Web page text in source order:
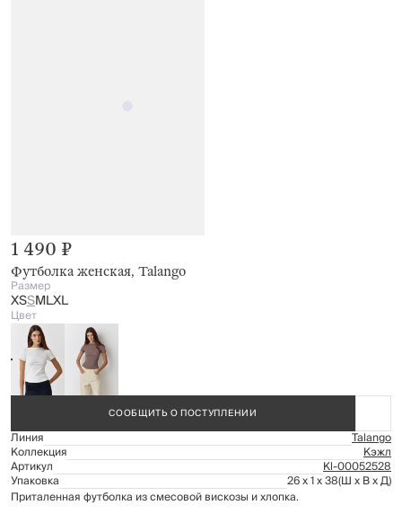
Футболка женская, Talango
1 490 ₽
Размер
XSSMLXL
Цвет
СООБЩИТЬ О ПОСТУПЛЕНИИ
Линия Talango
Коллекция Кэжл
Артикул Kl-00052528
Упаковка 26 x 1 x 38(Ш x В x Д)
Приталенная футболка из смесовой вискозы и хлопка.